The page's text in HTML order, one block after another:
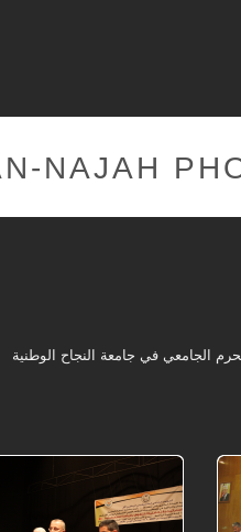
NAJAH
الجامعي في جامعة النجاح الوطنية